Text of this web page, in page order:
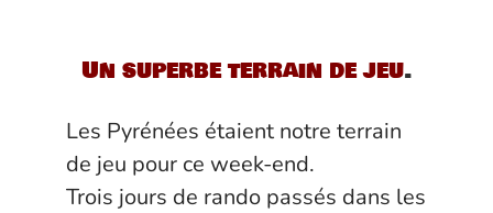
Un superbe terrain de jeu.
Les Pyrénées étaient notre terrain
de jeu pour ce week-end.
Trois jours de rando passés dans les